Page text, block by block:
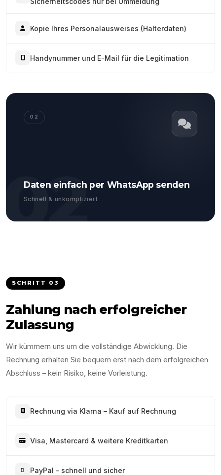
Kopie Ihres Personalausweises (Halterdaten)
Handynummer und E-Mail für die Legitimation
02
02
Daten einfach per WhatsApp senden
Schnell & unkompliziert
SCHRITT 03
Zahlung nach erfolgreicher
Zulassung
Wir kümmern uns um die vollständige Abwicklung. Die
Rechnung erhalten Sie bequem erst nach dem erfolgreichen
Abschluss – kein Risiko, keine Vorleistung.
Rechnung via Klarna – Kauf auf Rechnung
Visa, Mastercard & weitere Kreditkarten
PayPal – schnell und sicher